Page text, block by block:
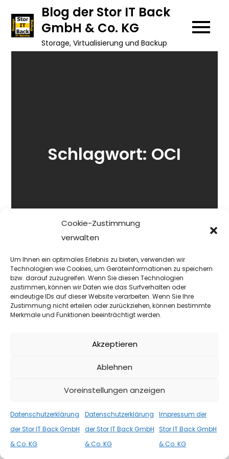
Cookie-Zustimmung
verwalten
Um Ihnen ein optimales Erlebnis zu bieten, verwenden wir
Technologien wie Cookies, um Geräteinformationen zu speichern
bzw. darauf zuzugreifen. Wenn Sie diesen Technologien
zustimmen, können wir Daten wie das Surfverhalten oder
eindeutige IDs auf dieser Website verarbeiten. Wenn Sie Ihre
Zustimmung nicht erteilen oder zurückziehen, können bestimmte
Merkmale und Funktionen beeinträchtigt werden.
Akzeptieren
Ablehnen
Voreinstellungen anzeigen
Datenschutzerklärung
der Stor IT Back GmbH
& Co. KG
Datenschutzerklärung
der Stor IT Back GmbH
& Co. KG
Impressum der
Stor IT Back GmbH
& Co. KG
content
Blog der Stor IT Back
GmbH & Co. KG
Storage, Virtualisierung und Backup
Schlagwort: OCI
ALLGEMEIN,VIDEOS 12. DEZEMBER 2025
LXC und Docker/OCI auf Proxmox
der Version 9.1 kann auf Proxmox ein Docker/OCI